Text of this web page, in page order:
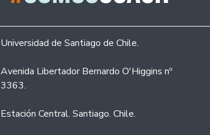
Universidad de Santiago de Chile.
Avenida Libertador Bernardo O'Higgins nº
3363.
Estación Central. Santiago. Chile.